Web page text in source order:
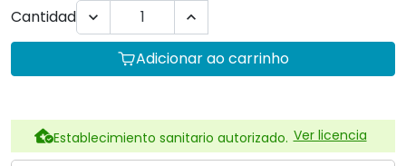
Cantidad
 
Adicionar ao carrinho
Establecimiento sanitario autorizado. Ver licencia